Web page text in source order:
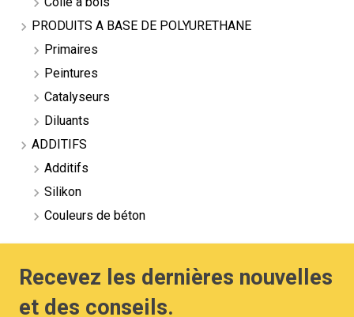
PRODUITS A BASE DE POLYURETHANE
Primaires
Peintures
Catalyseurs
Diluants
ADDITIFS
Additifs
Silikon
Couleurs de béton
Recevez les dernières nouvelles
et des conseils.